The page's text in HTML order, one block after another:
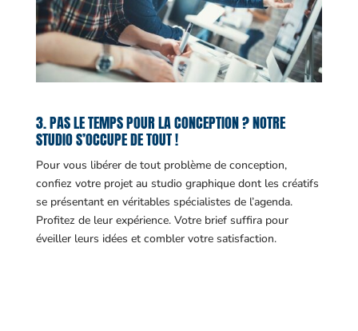
3. PAS LE TEMPS POUR LA CONCEPTION ? NOTRE
STUDIO S’OCCUPE DE TOUT !
Pour vous libérer de tout problème de conception,
confiez votre projet au studio graphique dont les créatifs
se présentant en véritables spécialistes de l’agenda.
Profitez de leur expérience. Votre brief suffira pour
éveiller leurs idées et combler votre satisfaction.